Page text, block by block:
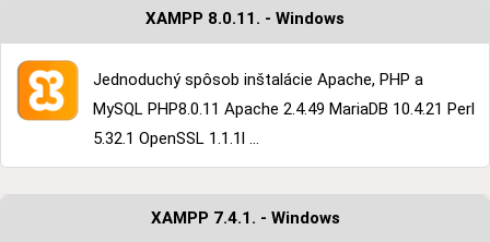
XAMPP 8.0.11. - Windows
Jednoduchý spôsob inštalácie Apache, PHP a
MySQL PHP8.0.11 Apache 2.4.49 MariaDB 10.4.21 Perl
5.32.1 OpenSSL 1.1.1l ...
XAMPP 7.4.1. - Windows